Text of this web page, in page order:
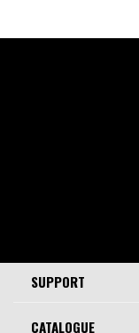
CATALOGUE
SUPPORT